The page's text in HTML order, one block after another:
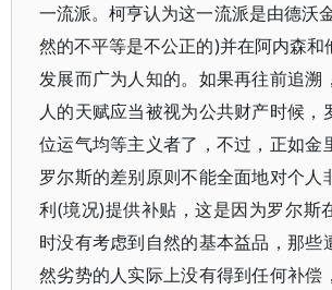
一流派。柯亨认为这一流派是由德沃
然的不平等是不公正的)并在阿内森和
发展而广为人知的。如果再往前追溯
人的天赋应当被视为公共财产时候，
位运气均等主义者了，不过，正如金
罗尔斯的差别原则不能全面地对个人
利(境况)提供补贴，这是因为罗尔斯
时没有考虑到自然的基本益品，那些
然劣势的人实际上没有得到任何补偿